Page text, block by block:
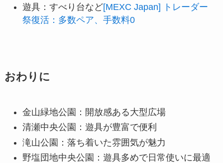
遊具：すべり台など[MEXC Japan] トレーダー
祭復活：多数ペア、手数料0
おわりに
金山緑地公園：開放感ある大型広場
清瀬中央公園：遊具が豊富で便利
滝山公園：落ち着いた雰囲気が魅力
野塩団地中央公園：遊具多めで日常使いに最適